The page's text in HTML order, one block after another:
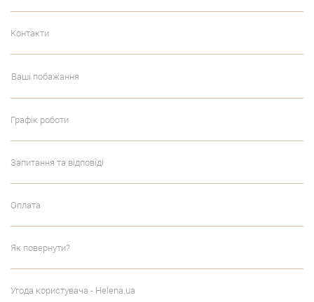
Контакти
Ваші побажання
Графік роботи
Запитання та відповіді
Оплата
Як повернути?
Угода користувача - Helena.ua